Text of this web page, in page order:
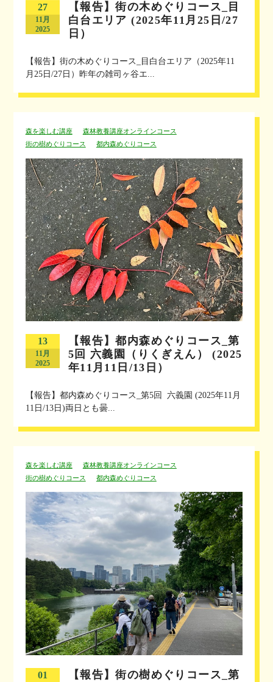
27
11月
2025
【報告】街の木めぐりコース_目
白台エリア (2025年11月25日/27
日）
【報告】街の木めぐりコース_目白台エリア（2025年11
月25日/27日）昨年の雑司ヶ谷エ...
森を楽しむ講座
森林教養講座オンラインコース
街の樹めぐりコース
都内森めぐりコース
13
11月
2025
【報告】都内森めぐりコース_第
5回 六義園（りくぎえん） (2025
年11月11日/13日）
【報告】都内森めぐりコース_第5回 六義園 (2025年11月
11日/13日)両日とも曇...
森を楽しむ講座
森林教養講座オンラインコース
街の樹めぐりコース
都内森めぐりコース
01
【報告】街の樹めぐりコース_第